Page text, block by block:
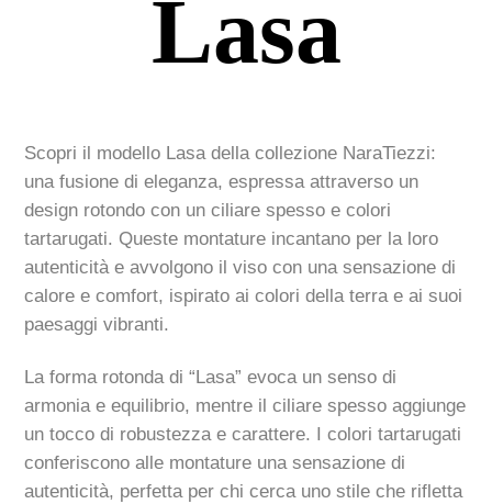
Lasa
Scopri il modello Lasa della collezione NaraTiezzi:
una fusione di eleganza, espressa attraverso un
design rotondo con un ciliare spesso e colori
tartarugati. Queste montature incantano per la loro
autenticità e avvolgono il viso con una sensazione di
calore e comfort, ispirato ai colori della terra e ai suoi
paesaggi vibranti.
La forma rotonda di “Lasa” evoca un senso di
armonia e equilibrio, mentre il ciliare spesso aggiunge
un tocco di robustezza e carattere. I colori tartarugati
conferiscono alle montature una sensazione di
autenticità, perfetta per chi cerca uno stile che rifletta